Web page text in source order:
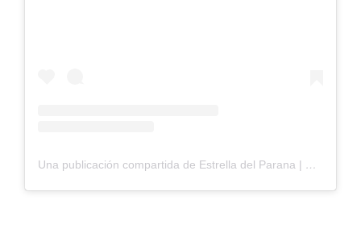
Una publicación compartida de Estrella del Parana | Harinas y Pastas (@estrelladelparana)